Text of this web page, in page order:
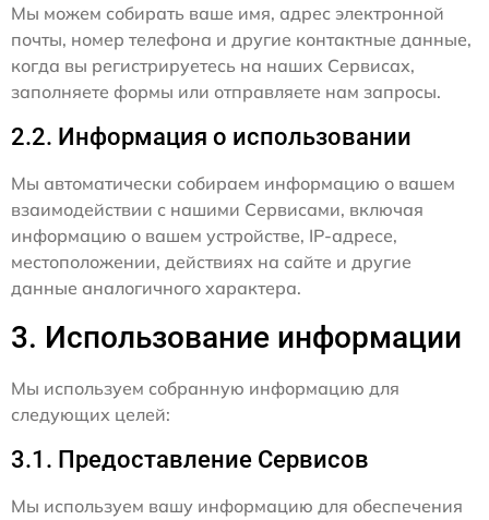
Мы можем собирать ваше имя, адрес электронной
почты, номер телефона и другие контактные данные,
когда вы регистрируетесь на наших Сервисах,
заполняете формы или отправляете нам запросы.
2.2. Информация о использовании
Мы автоматически собираем информацию о вашем
взаимодействии с нашими Сервисами, включая
информацию о вашем устройстве, IP-адресе,
местоположении, действиях на сайте и другие
данные аналогичного характера.
3. Использование информации
Мы используем собранную информацию для
следующих целей:
3.1. Предоставление Сервисов
Мы используем вашу информацию для обеспечения